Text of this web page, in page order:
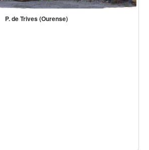
P. de Trives (Ourense)